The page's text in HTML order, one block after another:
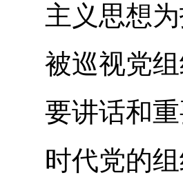
主义思想
被巡视党
要讲话和
时代党的